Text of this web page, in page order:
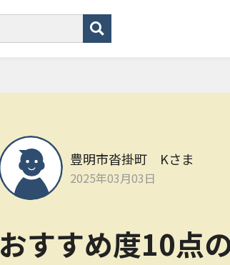
豊明市沓掛町 Kさま
2025年03月03日
おすすめ度10点